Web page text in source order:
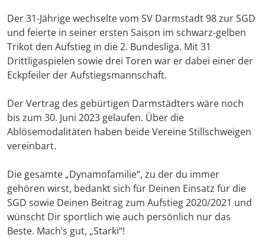
Der 31-Jährige wechselte vom SV Darmstadt 98 zur SGD
und feierte in seiner ersten Saison im schwarz-gelben
Trikot den Aufstieg in die 2. Bundesliga. Mit 31
Drittligaspielen sowie drei Toren war er dabei einer der
Eckpfeiler der Aufstiegsmannschaft.
Der Vertrag des gebürtigen Darmstädters wäre noch
bis zum 30. Juni 2023 gelaufen. Über die
Ablösemodalitäten haben beide Vereine Stillschweigen
vereinbart.
Die gesamte „Dynamofamilie“, zu der du immer
gehören wirst, bedankt sich für Deinen Einsatz für die
SGD sowie Deinen Beitrag zum Aufstieg 2020/2021 und
wünscht Dir sportlich wie auch persönlich nur das
Beste. Mach’s gut, „Starki“!